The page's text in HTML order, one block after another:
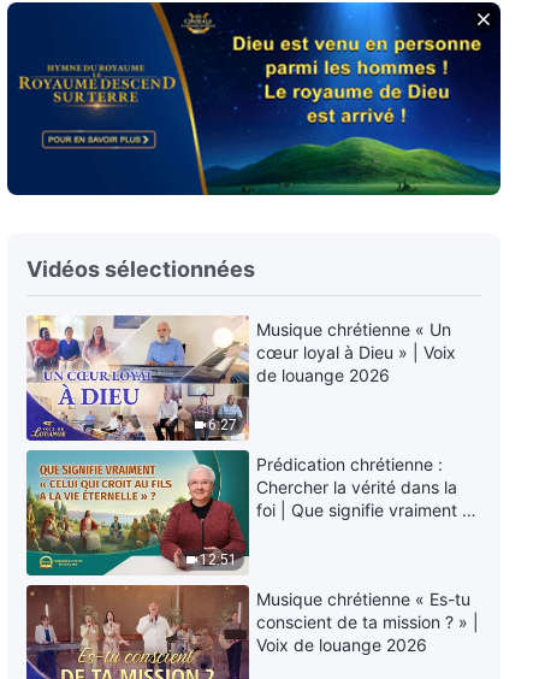
9:50
Paroles de Dieu quotidiennes :
L'entrée dans la vie | Extrait 454
Paroles de Dieu quotidiennes :
L'entrée dans la vie | Extrait 455
6:11
Paroles de Dieu quotidiennes :
5:33
Paroles de Dieu quotidiennes :
L'entrée dans la vie | Extrait 457
Vidéos sélectionnées
6:27
Musique chrétienne « Un
cœur loyal à Dieu » | Voix
de louange 2026
12:51
Prédication chrétienne :
Chercher la vérité dans la
foi | Que signifie vraiment «
Musique chrétienne « Es-tu
conscient de ta mission ? » |
Voix de louange 2026